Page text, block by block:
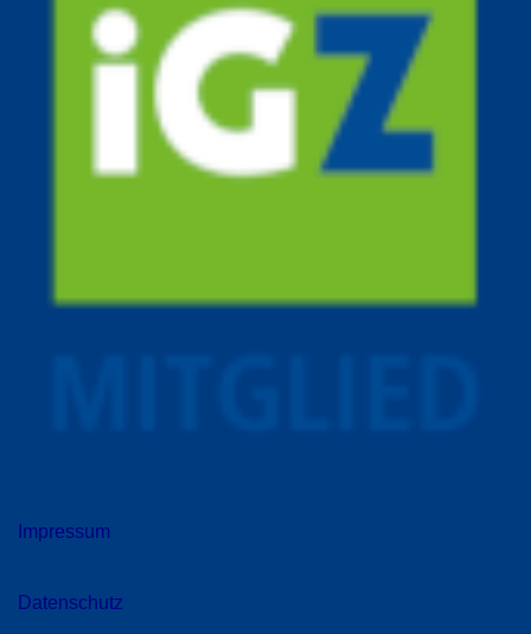
Impressum
Datenschutz